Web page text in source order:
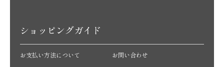
ショッピングガイド
お支払い方法について お問い合わせ